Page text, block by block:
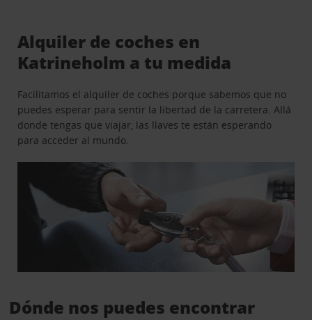
Alquiler de coches en
Katrineholm a tu medida
Facilitamos el alquiler de coches porque sabemos que no
puedes esperar para sentir la libertad de la carretera. Allá
donde tengas que viajar, las llaves te están esperando
para acceder al mundo.
Dónde nos puedes encontrar